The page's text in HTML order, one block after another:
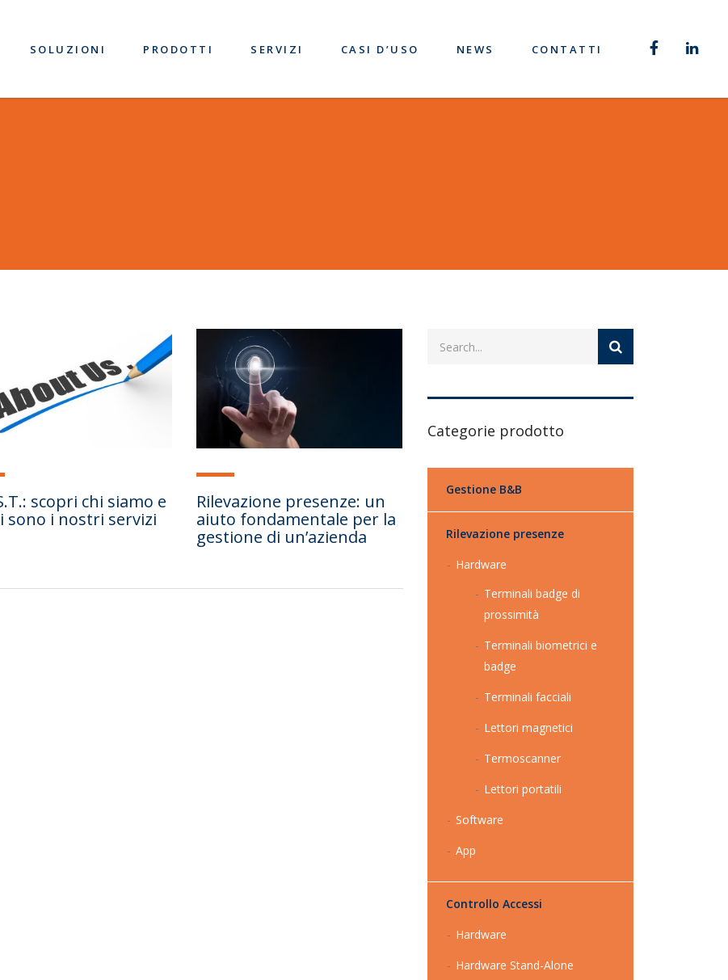
SOLUZIONI PRODOTTI SERVIZI CASI D’USO NEWS CONTATTI
scopri chi siamo e
sono i nostri servizi
Rilevazione presenze: un
aiuto fondamentale per la
gestione di un’azienda
Categorie prodotto
Gestione B&B
Rilevazione presenze
Hardware
Terminali badge di
prossimità
Terminali biometrici e
badge
Terminali facciali
Lettori magnetici
Termoscanner
Lettori portatili
Software
App
Controllo Accessi
Hardware
Hardware Stand-Alone